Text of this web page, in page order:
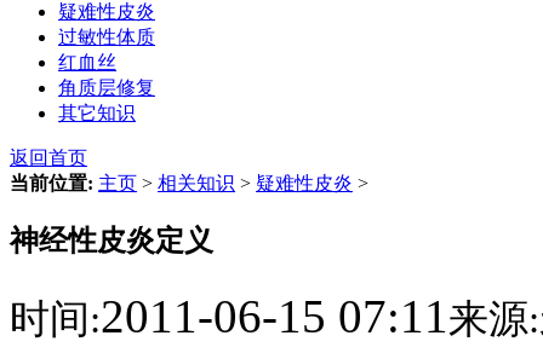
疑难性皮炎
过敏性体质
红血丝
角质层修复
其它知识
返回首页
当前位置: 主页 > 相关知识 > 疑难性皮炎 >
神经性皮炎定义
时间:2011-06-15 07:11来源: